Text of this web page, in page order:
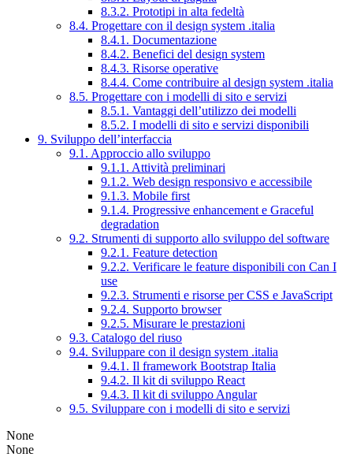
8.3.2. Prototipi in alta fedeltà
8.4. Progettare con il design system .italia
8.4.1. Documentazione
8.4.2. Benefici del design system
8.4.3. Risorse operative
8.4.4. Come contribuire al design system .italia
8.5. Progettare con i modelli di sito e servizi
8.5.1. Vantaggi dell’utilizzo dei modelli
8.5.2. I modelli di sito e servizi disponibili
9. Sviluppo dell’interfaccia
9.1. Approccio allo sviluppo
9.1.1. Attività preliminari
9.1.2. Web design responsivo e accessibile
9.1.3. Mobile first
9.1.4. Progressive enhancement e Graceful
degradation
9.2. Strumenti di supporto allo sviluppo del software
9.2.1. Feature detection
9.2.2. Verificare le feature disponibili con Can I
use
9.2.3. Strumenti e risorse per CSS e JavaScript
9.2.4. Supporto browser
9.2.5. Misurare le prestazioni
9.3. Catalogo del riuso
9.4. Sviluppare con il design system .italia
9.4.1. Il framework Bootstrap Italia
9.4.2. Il kit di sviluppo React
9.4.3. Il kit di sviluppo Angular
9.5. Sviluppare con i modelli di sito e servizi
None
None